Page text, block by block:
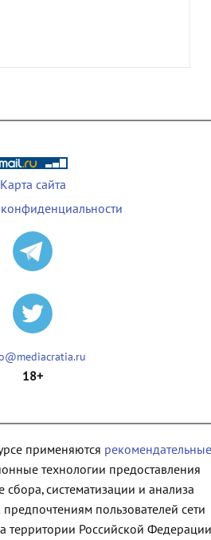
Карта сайта
18+
применяются рекомендательные
технологии предоставления
систематизации и анализа
пользователей сети
территории Российской